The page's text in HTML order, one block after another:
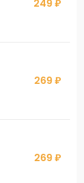
249 ₽
269 ₽
269 ₽